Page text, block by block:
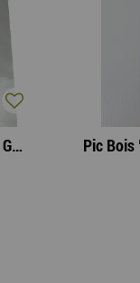
Rouleau Polypro Gaine 0,80x50m Gris